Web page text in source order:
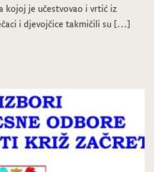
kojoj je učestvovao i vrtić iz
i djevojčice takmičili su […]